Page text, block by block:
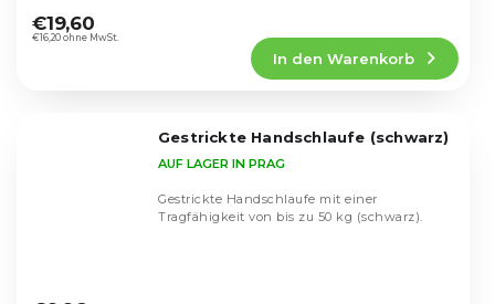
durchschnittliche
Produktbewertung
€16,20 ohne MwSt.
€19,60
In den Warenkorb
Gestrickte Handschlaufe (schwarz)
AUF LAGER IN PRAG
Gestrickte Handschlaufe mit einer
Tragfähigkeit von bis zu 50 kg (schwarz).